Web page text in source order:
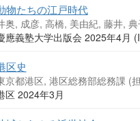
物たちの江戸時代
奥, 成彦, 高橋, 美由紀, 藤井,
應義塾大学出版会 2025年4月
区史
京都港区, 港区総務部総務課 (
区 2024年3月